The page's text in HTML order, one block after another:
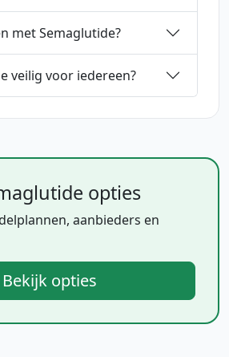
met Semaglutide?
veilig voor iedereen?
opties
aanbieders en
Bekijk opties